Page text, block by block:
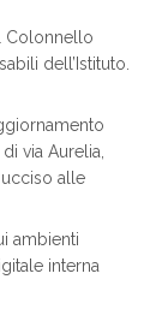
Colonnello
dell’Istituto.
via Aurelia,
ucciso alle
ambienti
interna